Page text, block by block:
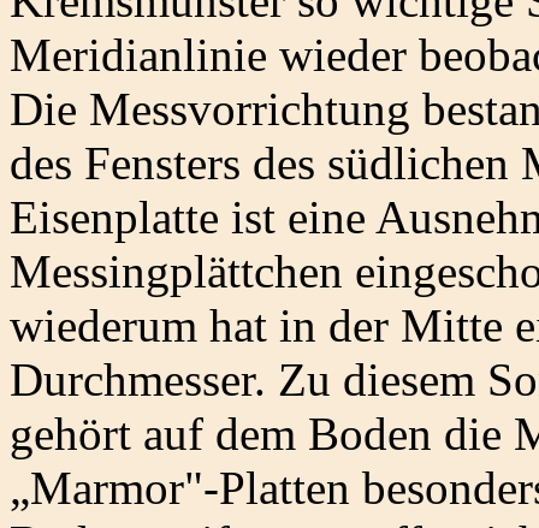
Meridianlinie wieder
Die Messvorrichtung
des Fensters des
Eisenplatte ist eine
Messingplättchen
wiederum hat in der Mitte
Durchmesser. Zu diesem
gehört auf dem Boden die
„Marmor"-Platten